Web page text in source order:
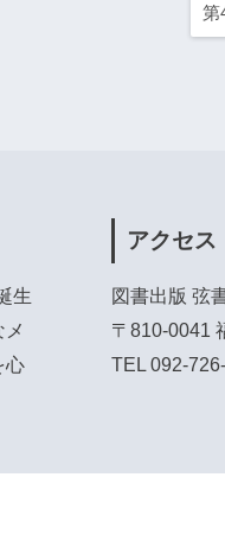
第
生
心
アクセス
図書出版 弦
〒810-0041
TEL 092-